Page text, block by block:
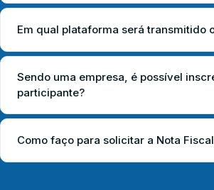
Em qual plataforma será transmitido
Sendo uma empresa, é possível
participante?
Como faço para solicitar a Nota